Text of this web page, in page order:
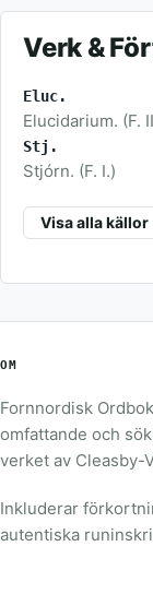
Verk &
Eluc.
Elucidarium. (F.
Stj.
Stjórn. (F. I.)
Visa alla
OM
Fornnordisk
omfattande och
verket av Cleasby-
Inkluderar
autentiska